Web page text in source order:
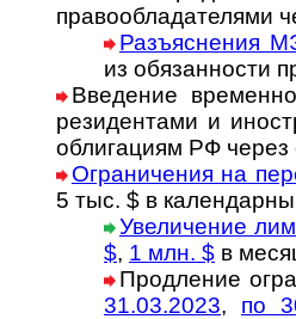
пра­во­об­ла­да­те­ля­ми
Разъяснения
из обя­зан­нос­ти
Введение
ре­зи­ден­та­ми и
об­ли­га­ци­ям РФ че­рез
Ограничения на
5 тыс. $ в
Увеличение
$, 1 млн. $ в
Продление
31.03.2023, по